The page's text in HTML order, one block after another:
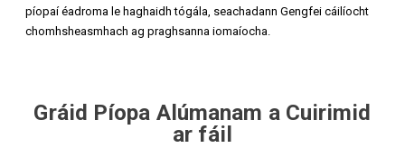
píopaí éadroma le haghaidh tógála, seachadann Gengfei cáilíocht
chomhsheasmhach ag praghsanna iomaíocha.
Gráid Píopa Alúmanam a Cuirimid
ar fáil